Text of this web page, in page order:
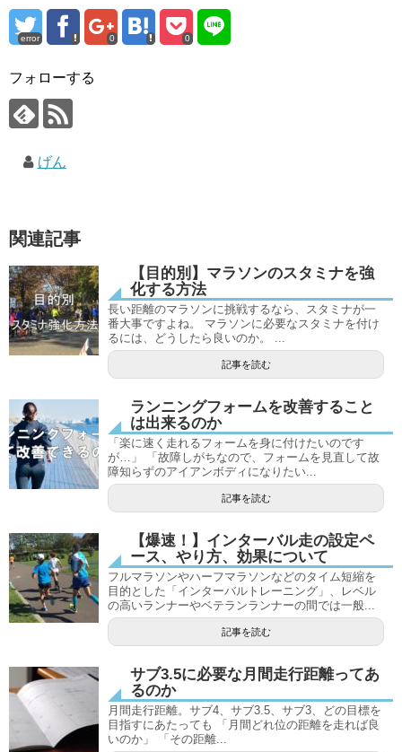
error 0 0
フォローする
げん
関連記事
【目的別】マラソンのスタミナを強
化する方法
長い距離のマラソンに挑戦するなら、スタミナが一
番大事ですよね。 マラソンに必要なスタミナを付け
るには、どうしたら良いのか。 ...
記事を読む
ランニングフォームを改善すること
は出来るのか
「楽に速く走れるフォームを身に付けたいのです
が…」 「故障しがちなので、フォームを見直して故
障知らずのアイアンボディになりたい...
記事を読む
【爆速！】インターバル走の設定ペ
ース、やり方、効果について
フルマラソンやハーフマラソンなどのタイム短縮を
目的とした「インターバルトレーニング」、レベル
の高いランナーやベテランランナーの間では一般...
記事を読む
サブ3.5に必要な月間走行距離ってあ
るのか
月間走行距離。サブ4、サブ3.5、サブ3、どの目標を
目指すにあたっても 「月間どれ位の距離を走れば良
いのか」 「その距離...